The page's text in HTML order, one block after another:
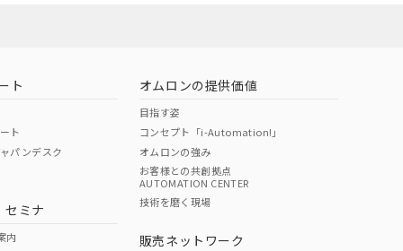
ページへ
ください
ト
ト
パンデスク
セミナ
内
オムロンの提供価値
目指す姿
コンセプト「i-Automation!」
オムロンの強み
お客様との共創拠点
AUTOMATION CENTER
技術を磨く現場
販売ネットワーク